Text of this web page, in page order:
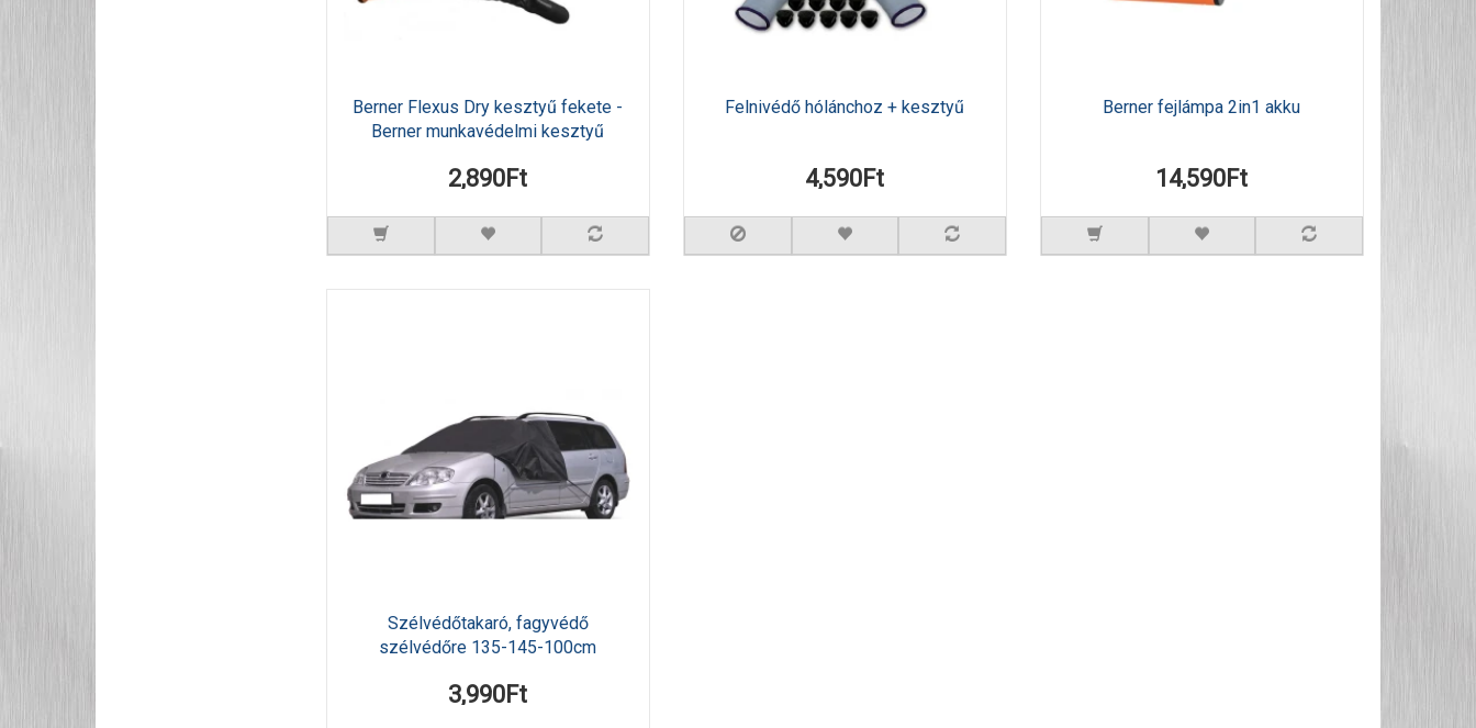
Berner Flexus Dry kesztyű fekete -
Berner munkavédelmi kesztyű
2,890Ft
Felnivédő hólánchoz + kesztyű
4,590Ft
Berner fejlámpa 2in1 akku
14,590Ft
Szélvédőtakaró, fagyvédő
szélvédőre 135-145-100cm
3,990Ft